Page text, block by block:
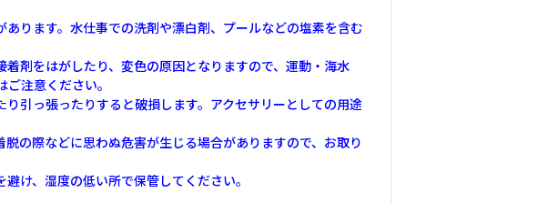
ります。水仕事での洗剤や漂白剤、プールなどの塩素を含む
剤をはがしたり、変色の原因となりますので、運動・海水
注意ください。
引っ張ったりすると破損します。アクセサリーとしての用途
の際などに思わぬ危害が生じる場合がありますので、お取り
け、湿度の低い所で保管してください。